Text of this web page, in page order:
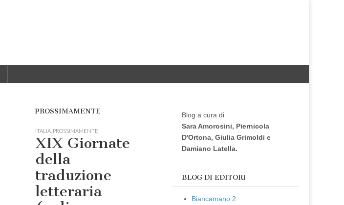
PROSSIMAMENTE
ITALIA PROSSIMAMENTE
XIX Giornate
della
traduzione
letteraria
Blog a cura di
Sara Amorosini, Piernicola
D'Ortona, Giulia Grimoldi e
Damiano Latella.
BLOG DI EDITORI
Biancamano 2